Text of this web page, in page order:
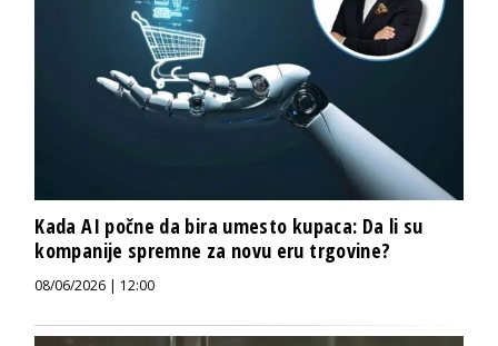
Kada AI počne da bira umesto kupaca: Da li su
kompanije spremne za novu eru trgovine?
08/06/2026 | 12:00